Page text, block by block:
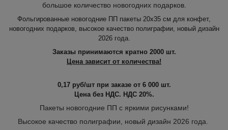
большое количество новогодних подарков.
Фольгированные новогодние ПП пакеты 20х35 см для конфет,
новогодних подарков, высокое качество полиграфии, новый дизайн
2026 года.
Заказы принимаются кратно 2000 шт.
Цена зависит от количества!
0,17 руб/шт при заказе от 6 000 шт.
Цена без НДС. НДС 20%.
Пакеты новогодние ПП с яркими рисунками!
Высокое качество полиграфии, новый дизайн 2026 года.